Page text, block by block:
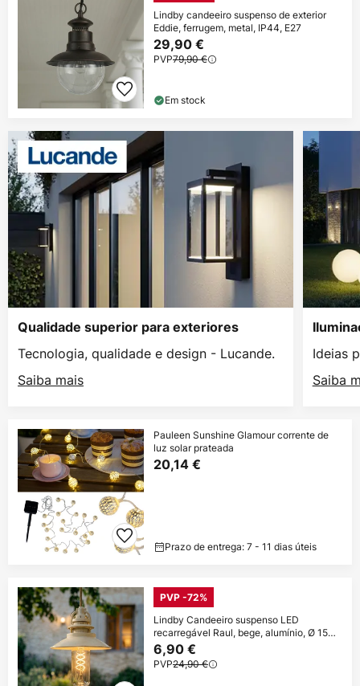
Lindby candeeiro suspenso de exterior
Eddie, ferrugem, metal, IP44, E27
29,90 €
PVP79,90 €
Em stock
Qualidade superior para exteriores
Tecnologia, qualidade e design - Lucande.
Saiba mais
Ideias
Saiba
Pauleen Sunshine Glamour corrente de
luz solar prateada
20,14 €
Prazo de entrega: 7 - 11 dias úteis
PVP -72%
Lindby Candeeiro suspenso LED
recarregável Raul, bege, alumínio, Ø 15
cm
6,90 €
PVP24,90 €